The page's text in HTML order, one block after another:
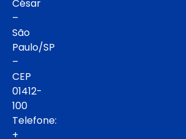
César
–
São
Paulo/SP
–
CEP
01412-
100
Telefone:
+